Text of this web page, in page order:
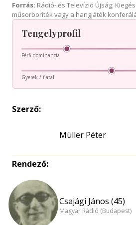
Forrás: Rádió- és Televízió Újság;
műsorboríték vagy a hangjáték
Tengelyprofil
Férfi dominancia
Gyerek / fiatal
Szerző:
Müller Péter
Rendező:
Csajági János (45)
Magyar Rádió (Budapest)